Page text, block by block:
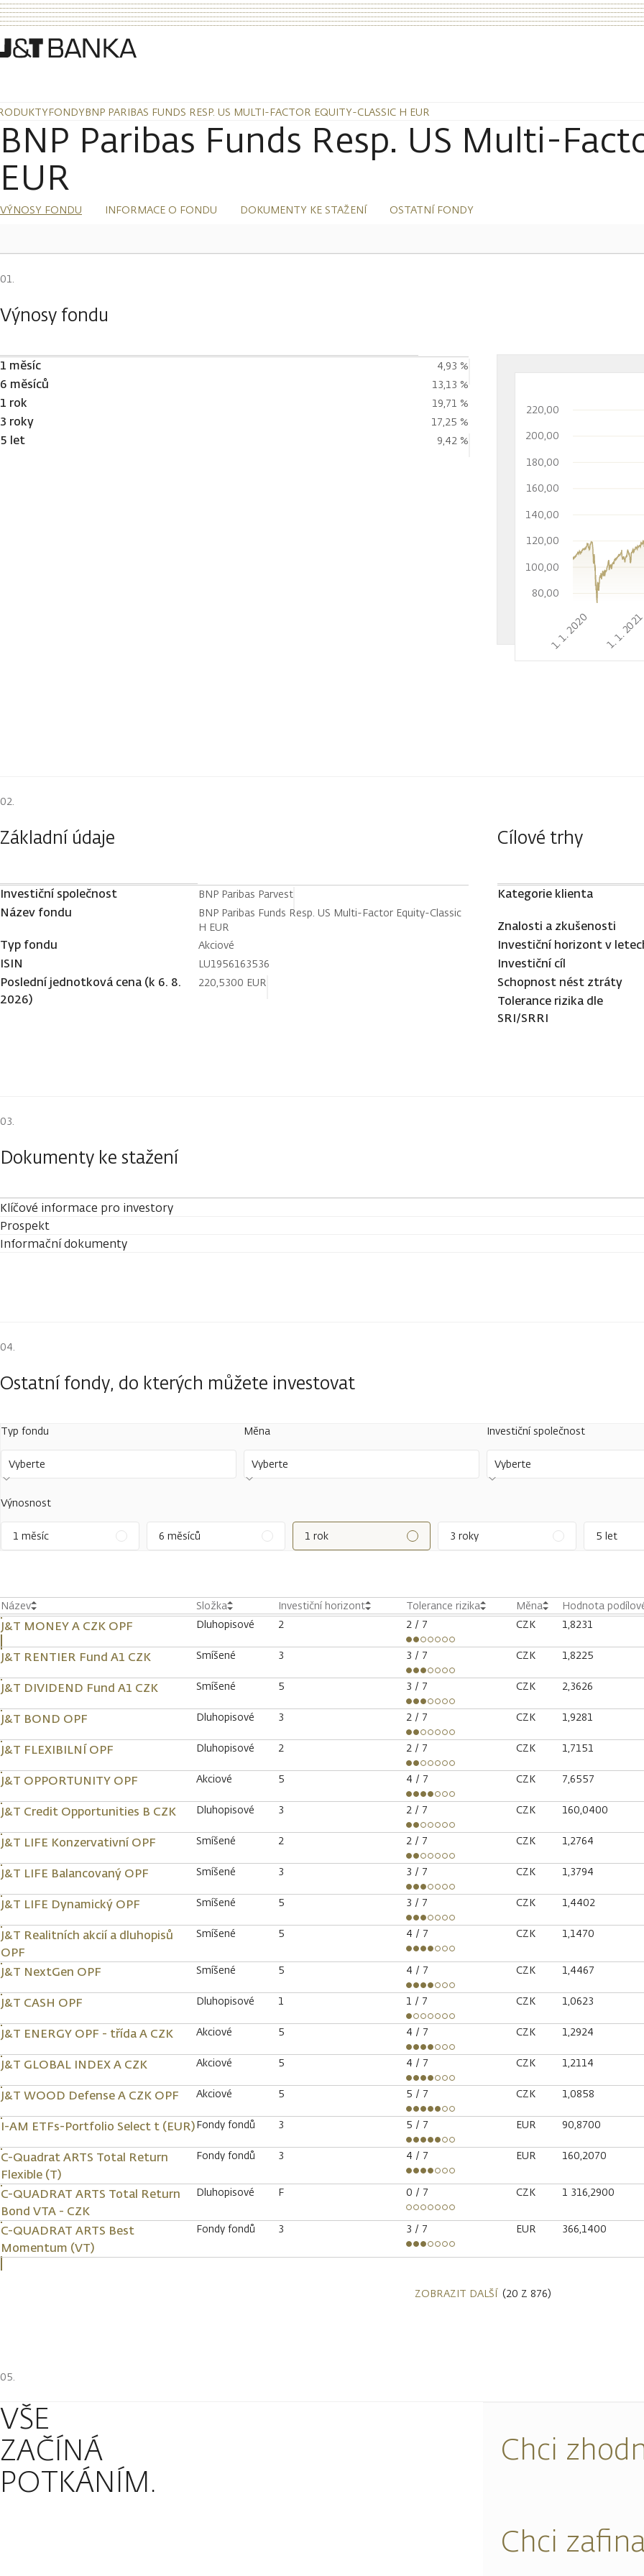
FONDYBNP PARIBAS FUNDS RESP. US MULTI-FACTOR EQUITY-CLASSIC H EUR
BNP Paribas Funds Resp. US Multi-
EUR
VÝNOSY FONDU INFORMACE O FONDU DOKUMENTY KE STAŽENÍ OSTATNÍ FONDY
Výnosy fondu
1 měsíc 4,93 %
6 měsíců 13,13 %
1 rok 19,71 %
3 roky 17,25 %
5 let 9,42 %
1. 1. 2020 1. 1. 2021
80,00
100,00
120,00
140,00
160,00
180,00
200,00
220,00
Základní údaje
Investiční společnost BNP Paribas Parvest
Název fondu
BNP Paribas Funds Resp. US Multi-Factor Equity-Classic
H EUR
Typ fondu Akciové
ISIN LU1956163536
Poslední jednotková cena (k 6. 8.
2026)
220,5300 EUR
Cílové trhy
Kategorie klienta
Znalosti a zkušenosti
Investiční horizont v
Investiční cíl
Schopnost nést ztráty
Tolerance rizika dle
SRI/SRRI
Dokumenty ke stažení
Klíčové informace pro investory
Prospekt
Informační dokumenty
Ostatní fondy, do kterých můžete investovat
Typ fondu
Vyberte
Měna
Vyberte
Investiční společnost
Vyberte
Výnosnost
1 měsíc 6 měsíců 1 rok 3 roky 5 let
Název Složka Investiční horizont Tolerance rizika Měna Hodnota
J&T MONEY A CZK OPF Dluhopisové 2 2 / 7 CZK 1,8231
J&T RENTIER Fund A1 CZK Smíšené 3 3 / 7 CZK 1,8225
J&T DIVIDEND Fund A1 CZK Smíšené 5 3 / 7 CZK 2,3626
J&T BOND OPF Dluhopisové 3 2 / 7 CZK 1,9281
J&T FLEXIBILNÍ OPF Dluhopisové 2 2 / 7 CZK 1,7151
J&T OPPORTUNITY OPF Akciové 5 4 / 7 CZK 7,6557
J&T Credit Opportunities B CZK Dluhopisové 3 2 / 7 CZK 160,0400
J&T LIFE Konzervativní OPF Smíšené 2 2 / 7 CZK 1,2764
J&T LIFE Balancovaný OPF Smíšené 3 3 / 7 CZK 1,3794
J&T LIFE Dynamický OPF Smíšené 5 3 / 7 CZK 1,4402
J&T Realitních akcií a dluhopisů
OPF
Smíšené 5 4 / 7 CZK 1,1470
J&T NextGen OPF Smíšené 5 4 / 7 CZK 1,4467
J&T CASH OPF Dluhopisové 1 1 / 7 CZK 1,0623
J&T ENERGY OPF - třída A CZK Akciové 5 4 / 7 CZK 1,2924
J&T GLOBAL INDEX A CZK Akciové 5 4 / 7 CZK 1,2114
J&T WOOD Defense A CZK OPF Akciové 5 5 / 7 CZK 1,0858
I-AM ETFs-Portfolio Select t (EUR)Fondy fondů 3 5 / 7 EUR 90,8700
C-Quadrat ARTS Total Return
Flexible (T)
Fondy fondů 3 4 / 7 EUR 160,2070
C-QUADRAT ARTS Total Return
Bond VTA - CZK
Dluhopisové F 0 / 7 CZK 1 316,2900
C-QUADRAT ARTS Best
Momentum (VT)
Fondy fondů 3 3 / 7 EUR 366,1400
ZOBRAZIT DALŠÍ (20 Z 876)
VŠE
ZAČÍNÁ
POTKÁNÍM.
Chci
Chci